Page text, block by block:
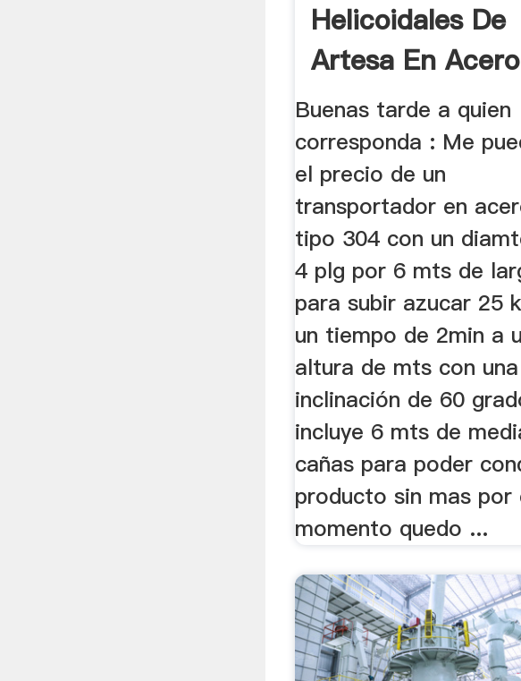
Helicoidales De
Artesa En Acero
Inoxidable ...
Buenas tarde a quien
corresponda : Me
el precio de un
transportador en
tipo 304 con un
4 plg por 6 mts de
para subir azucar 25
un tiempo de 2min a
altura de mts con una
inclinación de 60
incluye 6 mts de
cañas para poder
producto sin mas por
momento quedo ...